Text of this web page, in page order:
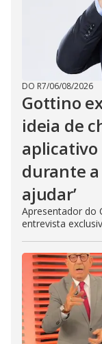
DO R7/06/08/2026
Gottino
ideia de
aplicativo
durante a
ajudar’
Apresentador do
entrevista